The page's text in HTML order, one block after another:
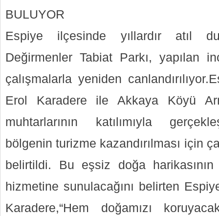
BULUYOR
Espiye ilçesinde yıllardır atıl
Değirmenler Tabiat Parkı, yapılan
çalışmalarla yeniden
Erol Karadere ile Akkaya Köyü
muhtarlarının katılımıyla
bölgenin turizme kazandırılması için
belirtildi. Bu eşsiz doğa
hizmetine sunulacağını belirten
Karadere,“Hem doğamızı